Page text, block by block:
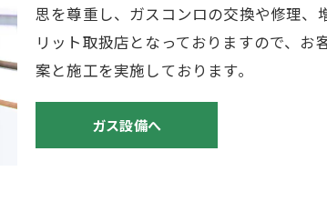
思を尊重し、ガスコンロの交換や修理
リット取扱店となっておりますので、
案と施工を実施しております。
ガス設備へ